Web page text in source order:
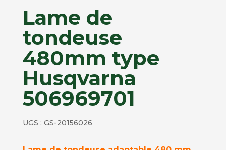
Lame de
tondeuse
480mm type
Husqvarna
506969701
UGS : GS-20156026